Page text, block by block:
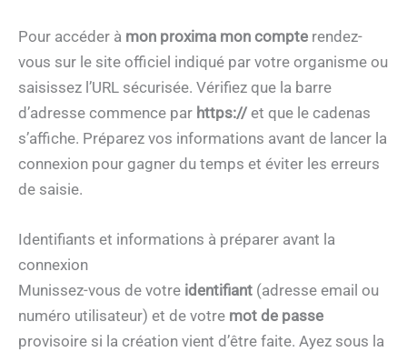
Pour accéder à mon proxima mon compte rendez-
vous sur le site officiel indiqué par votre organisme ou
saisissez l’URL sécurisée. Vérifiez que la barre
d’adresse commence par https:// et que le cadenas
s’affiche. Préparez vos informations avant de lancer la
connexion pour gagner du temps et éviter les erreurs
de saisie.
Identifiants et informations à préparer avant la
connexion
Munissez-vous de votre identifiant (adresse email ou
numéro utilisateur) et de votre mot de passe
provisoire si la création vient d’être faite. Ayez sous la